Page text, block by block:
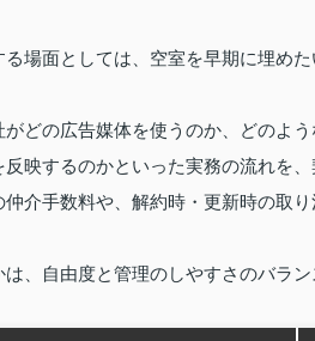
場面としては、空室を早期に埋め
どの広告媒体を使うのか、どのよ
映するのかといった実務の流れを
介手数料や、解約時・更新時の取
、自由度と管理のしやすさのバラ